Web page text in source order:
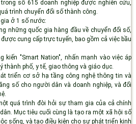
số 615 doanh nghiệp được nghiên cứu,
trình chuyển đổi số thành công.
ở 1 số nước:
những quốc gia hàng đầu về chuyển đổi số,
cung cấp trực tuyến, bao gồm cả việc bầu
kiến "Smart Nation", nhấn mạnh vào việc áp
thành phố, y tế, giao thông và giáo dục.
triển cơ sở hạ tầng công nghệ thông tin và
số cho người dân và doanh nghiệp, và đổi
quá trình đòi hỏi sự tham gia của cả chính
Mục tiêu cuối cùng là tạo ra một xã hội số
sống, và tạo điều kiện cho sự phát triển kinh